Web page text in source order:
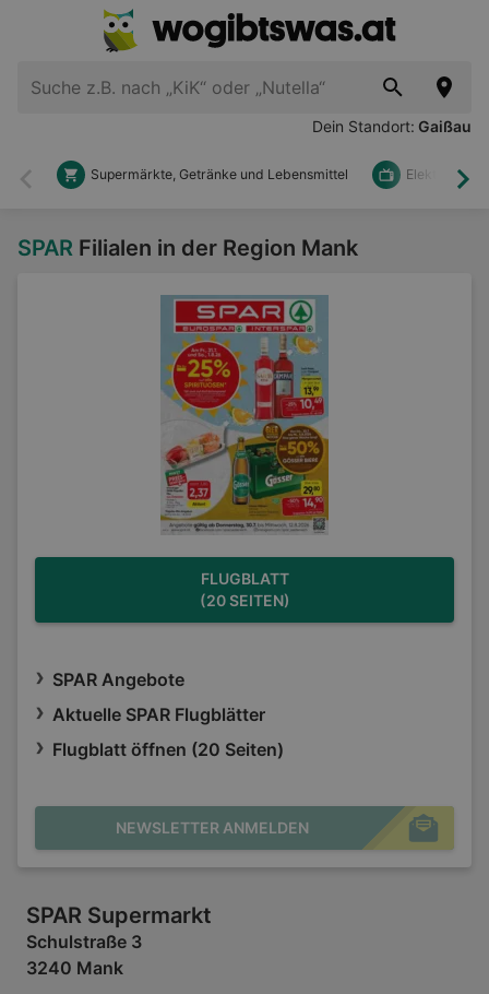
Dein Standort: Gaißau
Zurück
Supermärkte, Getränke und Lebensmittel Elektronik
SPAR Filialen in der Region Mank
FLUGBLATT
(20 SEITEN)
SPAR Angebote
Aktuelle SPAR Flugblätter
Flugblatt öffnen (20 Seiten)
NEWSLETTER ANMELDEN
SPAR Supermarkt
Schulstraße 3
3240 Mank